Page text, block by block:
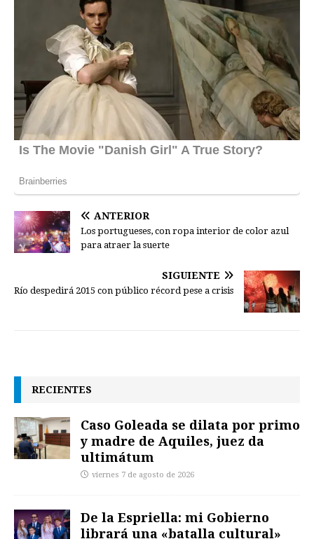
ANTERIOR
Los portugueses, con ropa interior de color azul
para atraer la suerte
SIGUIENTE
Río despedirá 2015 con público récord pese a crisis
RECIENTES
Caso Goleada se dilata por primo
y madre de Aquiles, juez da
ultimátum
viernes 7 de agosto de 2026
De la Espriella: mi Gobierno
librará una «batalla cultural»